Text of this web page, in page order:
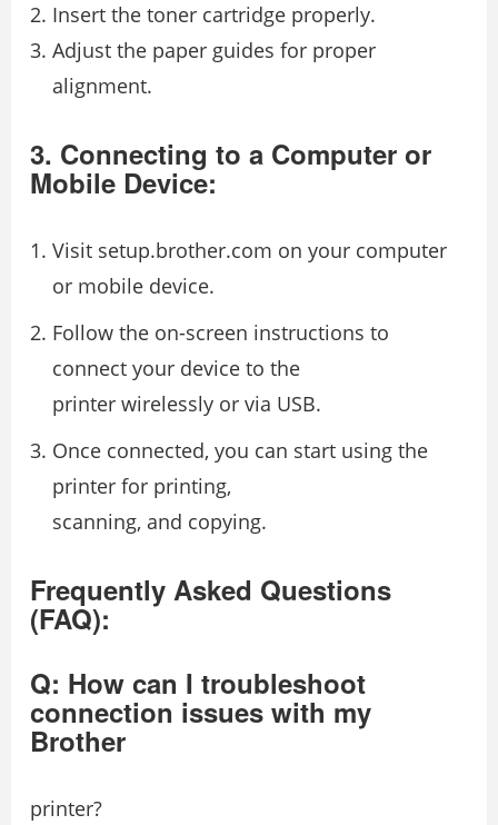
Insert the toner cartridge properly.
Adjust the paper guides for proper
alignment.
3. Connecting to a Computer or
Mobile Device:
Visit setup.brother.com on your computer
or mobile device.
Follow the on-screen instructions to
connect your device to the
printer wirelessly or via USB.
Once connected, you can start using the
printer for printing,
scanning, and copying.
Frequently Asked Questions
(FAQ):
Q: How can I troubleshoot
connection issues with my
Brother
printer?